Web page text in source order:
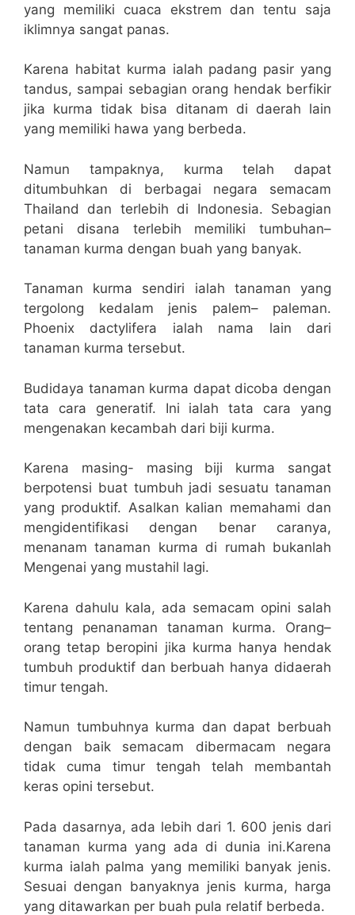
yang memiliki cuaca ekstrem dan tentu saja
iklimnya sangat panas.
Karena habitat kurma ialah padang pasir yang
tandus, sampai sebagian orang hendak berfikir
jika kurma tidak bisa ditanam di daerah lain
yang memiliki hawa yang berbeda.
Namun tampaknya, kurma telah dapat
ditumbuhkan di berbagai negara semacam
Thailand dan terlebih di Indonesia. Sebagian
petani disana terlebih memiliki tumbuhan–
tanaman kurma dengan buah yang banyak.
Tanaman kurma sendiri ialah tanaman yang
tergolong kedalam jenis palem– paleman.
Phoenix dactylifera ialah nama lain dari
tanaman kurma tersebut.
Budidaya tanaman kurma dapat dicoba dengan
tata cara generatif. Ini ialah tata cara yang
mengenakan kecambah dari biji kurma.
Karena masing- masing biji kurma sangat
berpotensi buat tumbuh jadi sesuatu tanaman
yang produktif. Asalkan kalian memahami dan
mengidentifikasi dengan benar caranya,
menanam tanaman kurma di rumah bukanlah
Mengenai yang mustahil lagi.
Karena dahulu kala, ada semacam opini salah
tentang penanaman tanaman kurma. Orang–
orang tetap beropini jika kurma hanya hendak
tumbuh produktif dan berbuah hanya didaerah
timur tengah.
Namun tumbuhnya kurma dan dapat berbuah
dengan baik semacam dibermacam negara
tidak cuma timur tengah telah membantah
keras opini tersebut.
Pada dasarnya, ada lebih dari 1. 600 jenis dari
tanaman kurma yang ada di dunia ini.Karena
kurma ialah palma yang memiliki banyak jenis.
Sesuai dengan banyaknya jenis kurma, harga
yang ditawarkan per buah pula relatif berbeda.